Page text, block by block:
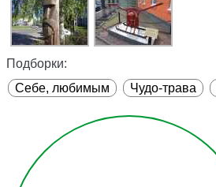
Подборки:
Себе, любимым
Чудо-трава